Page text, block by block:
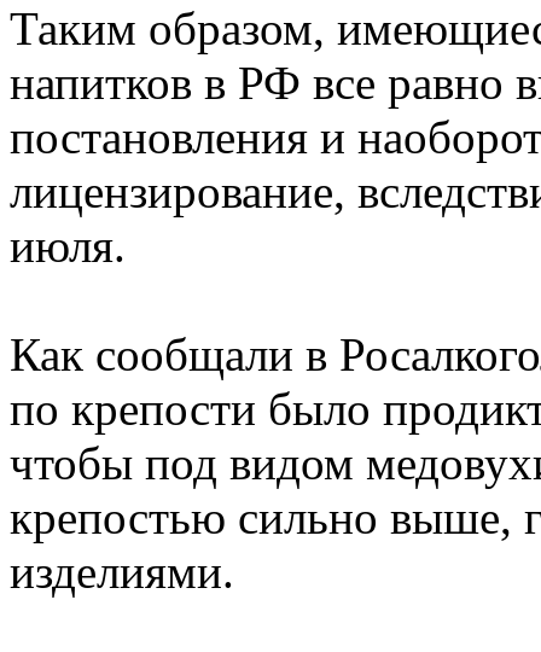
Таким образом,
напитков в РФ все равно
постановления и
лицензирование,
июля.
Как сообщали в
по крепости было
чтобы под видом
крепостью сильно выше,
изделиями.